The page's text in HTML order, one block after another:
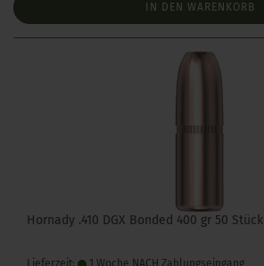
IN DEN WARENKORB
Hornady .410 DGX Bonded 400 gr 50 Stück
Lieferzeit: 1 Woche NACH Zahlungseingang